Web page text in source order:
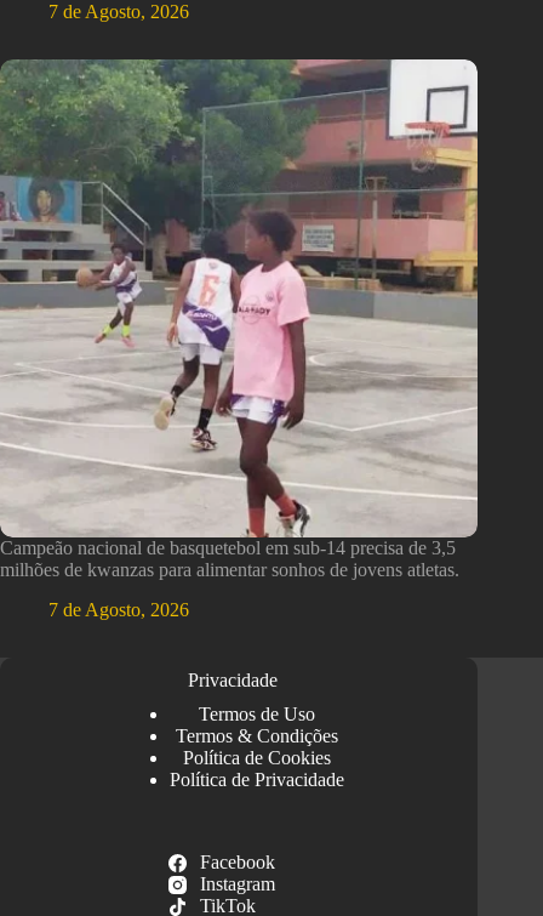
7 de Agosto, 2026
Campeão nacional de basquetebol em sub-14 precisa de 3,5
milhões de kwanzas para alimentar sonhos de jovens atletas.
7 de Agosto, 2026
Privacidade
Termos de Uso
Termos & Condições
Política de Cookies
Política de Privacidade
Facebook
Instagram
TikTok